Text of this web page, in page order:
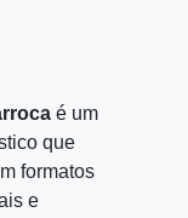
é um
que
formatos
e